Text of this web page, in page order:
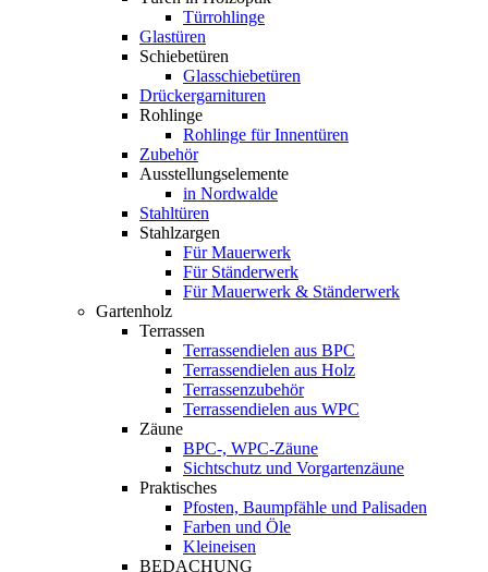
Türrohlinge
Glastüren
Schiebetüren
Glasschiebetüren
Drückergarnituren
Rohlinge
Rohlinge für Innentüren
Zubehör
Ausstellungselemente
in Nordwalde
Stahltüren
Stahlzargen
Für Mauerwerk
Für Ständerwerk
Für Mauerwerk & Ständerwerk
Gartenholz
Terrassen
Terrassendielen aus BPC
Terrassendielen aus Holz
Terrassenzubehör
Terrassendielen aus WPC
Zäune
BPC-, WPC-Zäune
Sichtschutz und Vorgartenzäune
Praktisches
Pfosten, Baumpfähle und Palisaden
Farben und Öle
Kleineisen
BEDACHUNG